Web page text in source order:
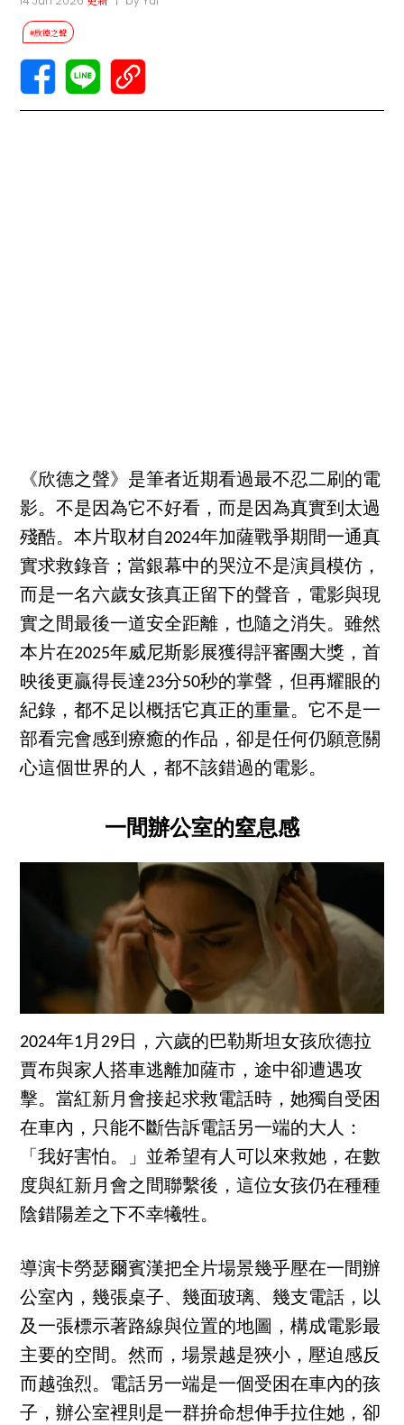
#欣德之聲
《欣德之聲》是筆者近期看過最不忍二刷的電
影。不是因為它不好看，而是因為真實到太過
殘酷。本片取材自2024年加薩戰爭期間一通真
實求救錄音；當銀幕中的哭泣不是演員模仿，
而是一名六歲女孩真正留下的聲音，電影與現
實之間最後一道安全距離，也隨之消失。雖然
本片在2025年威尼斯影展獲得評審團大獎，首
映後更贏得長達23分50秒的掌聲，但再耀眼的
紀錄，都不足以概括它真正的重量。它不是一
部看完會感到療癒的作品，卻是任何仍願意關
心這個世界的人，都不該錯過的電影。
一間辦公室的窒息感
2024年1月29日，六歲的巴勒斯坦女孩欣德拉
賈布與家人搭車逃離加薩市，途中卻遭遇攻
擊。當紅新月會接起求救電話時，她獨自受困
在車內，只能不斷告訴電話另一端的大人：
「我好害怕。」並希望有人可以來救她，在數
度與紅新月會之間聯繫後，這位女孩仍在種種
陰錯陽差之下不幸犧牲。
導演卡勞瑟爾賓漢把全片場景幾乎壓在一間辦
公室內，幾張桌子、幾面玻璃、幾支電話，以
及一張標示著路線與位置的地圖，構成電影最
主要的空間。然而，場景越是狹小，壓迫感反
而越強烈。電話另一端是一個受困在車內的孩
子，辦公室裡則是一群拚命想伸手拉住她，卻